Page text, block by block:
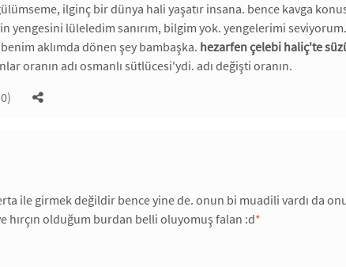
ilginç bir dünya hali yaşatır insana. bence kavga
yengesini lüleledim sanırım, bilgim yok. yengelerimi
benim aklımda dönen şey bambaşka. hezarfen çelebi haliç'te
oranın adı osmanlı sütlücesi'ydi. adı değişti oranın.
ile girmek değildir bence yine de. onun bi muadili vardı da
hırçın olduğum burdan belli oluyomuş falan :d*